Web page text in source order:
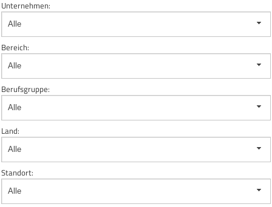
Unternehmen:
Alle
Bereich:
Alle
Berufsgruppe:
Alle
Land:
Alle
Standort:
Alle